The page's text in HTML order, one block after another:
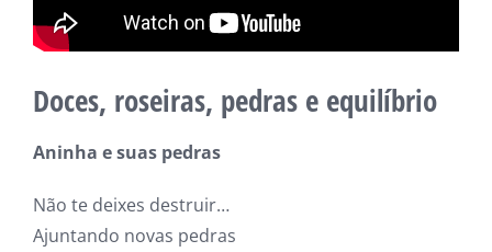
Doces, roseiras, pedras e equilíbrio
Aninha e suas pedras
Não te deixes destruir…
Ajuntando novas pedras